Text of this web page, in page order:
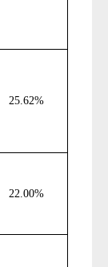
25.62%
22.00%